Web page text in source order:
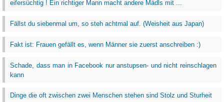
eifersüchtig ! Ein richtiger Mann macht andere Mädls mit ...
Fällst du siebenmal um, so steh achtmal auf. (Weisheit aus Japan)
Fakt ist: Frauen gefällt es, wenn Männer sie zuerst anschreiben :)
Schade, dass man in Facebook nur anstupsen- und nicht reinschlagen
kann
Dinge die oft zwischen zwei Menschen stehen sind Stolz und Sturheit